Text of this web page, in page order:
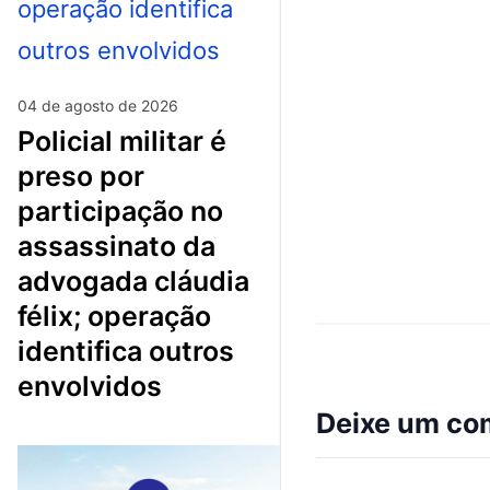
04 de agosto de 2026
policial militar é
preso por
participação no
assassinato da
advogada cláudia
félix; operação
identifica outros
envolvidos
Deixe um